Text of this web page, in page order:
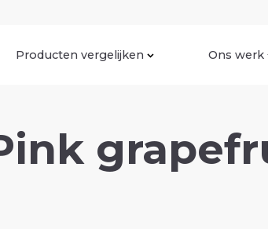
Producten vergelijken Ons werk